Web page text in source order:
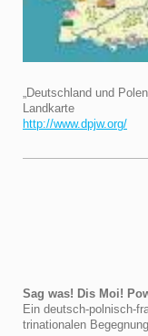
„Deutschland und
Landkarte
http://www.dpjw.org/
Sag was! Dis Moi!
Ein deutsch-polnisch-
trinationalen